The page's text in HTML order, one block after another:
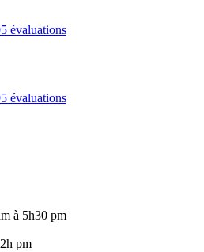
évaluations
évaluations
à 5h30 pm
pm